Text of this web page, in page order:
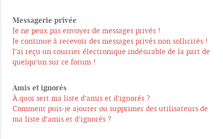
Messagerie privée
Je ne peux pas envoyer de messages privés !
Je continue à recevoir des messages privés non sollicités !
J’ai reçu un courrier électronique indésirable de la part de
quelqu’un sur ce forum !
Amis et ignorés
À quoi sert ma liste d’amis et d’ignorés ?
Comment puis-je ajouter ou supprimer des utilisateurs de
ma liste d’amis et d’ignorés ?